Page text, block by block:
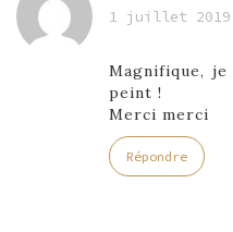
1 juillet 2019
Magnifique,
peint !
Merci merci
Répondre